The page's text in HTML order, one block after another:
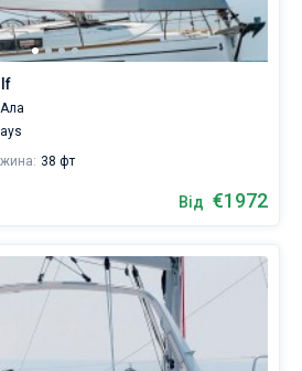
38 фт
Від €1972